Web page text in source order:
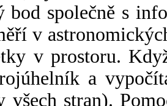
bod společně s
v
v prostoru.
a
všech stran).